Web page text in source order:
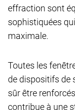
effraction sont
sophistiquées
maximale.
Toutes les
de dispositifs de
sûr être
contribue à une